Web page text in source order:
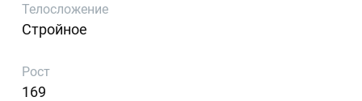
Телосложение
Стройное
Рост
169